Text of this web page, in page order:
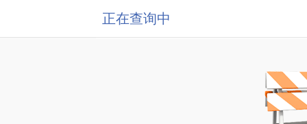
正在查询中